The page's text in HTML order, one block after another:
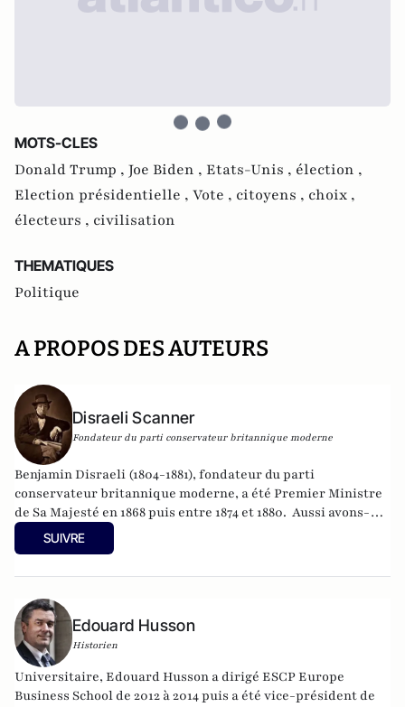
MOTS-CLES
Donald Trump , Joe Biden , Etats-Unis , élection ,
Election présidentielle , Vote , citoyens , choix ,
électeurs , civilisation
THEMATIQUES
Politique
A PROPOS DES AUTEURS
Disraeli Scanner
Fondateur du parti conservateur britannique moderne
Benjamin Disraeli (1804-1881), fondateur du parti
conservateur britannique moderne, a été Premier Ministre
de Sa Majesté en 1868 puis entre 1874 et 1880. Aussi avons-
nous été quelque peu surpris de recevoir, depuis quelques
semaines, des "lettres de Londres" signées par un
l'historien Edouard Husson de publier les textes reçus au
moment où se dessine, en France et dans le monde, un
nouveau clivage politique, entre "conservateurs" et
"libéraux". Peut être suivi aussi sur
SUIVRE
Edouard Husson
Historien
Universitaire, Edouard Husson a dirigé ESCP Europe
Business School de 2012 à 2014puis a été vice-président de